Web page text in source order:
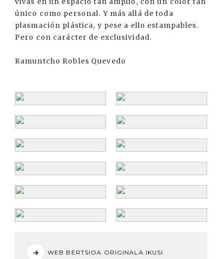
único como personal. Y más allá de toda
plasmación plástica, y pese a ello estampables.
Pero con carácter de exclusividad.
Ramuntcho Robles Quevedo
WEB BERTSIOA ORIGINALA IKUSI